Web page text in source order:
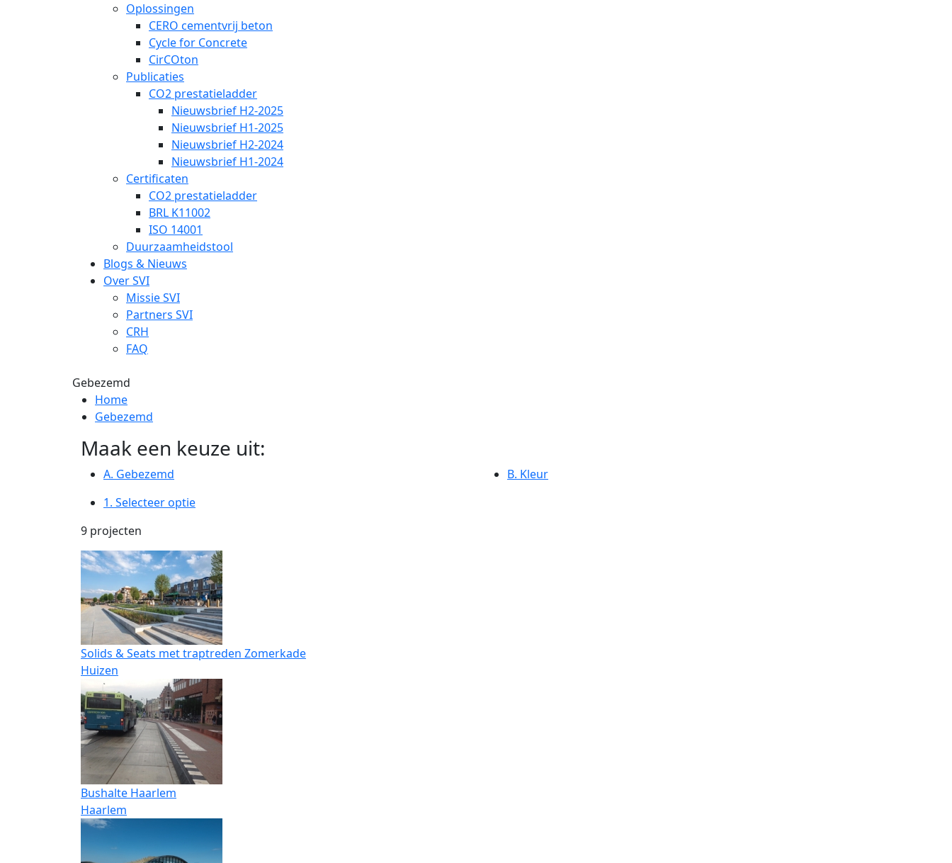
Oplossingen
CERO cementvrij beton
Cycle for Concrete
CirCOton
Publicaties
CO2 prestatieladder
Nieuwsbrief H2-2025
Nieuwsbrief H1-2025
Nieuwsbrief H2-2024
Nieuwsbrief H1-2024
Certificaten
CO2 prestatieladder
BRL K11002
ISO 14001
Duurzaamheidstool
Blogs & Nieuws
Over SVI
Missie SVI
Partners SVI
CRH
FAQ
Gebezemd
Home
Gebezemd
Maak een keuze uit:
A. Gebezemd
B. Kleur
1. Selecteer optie
9 projecten
Solids & Seats met traptreden Zomerkade
Huizen
Bushalte Haarlem
Haarlem